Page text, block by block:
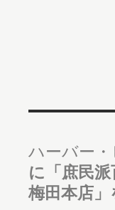
ハーバー
に「庶民
梅田本店」